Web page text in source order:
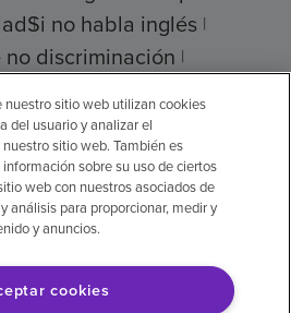
Si no habla inglés
discriminación
de los proveedores
Health Corporation
de cookies
nuestro sitio web utilizan cookies
del usuario y analizar el
sitio web. También es
sobre su uso de ciertos
web con nuestros asociados de
análisis para proporcionar, medir y
y anuncios.
cookies